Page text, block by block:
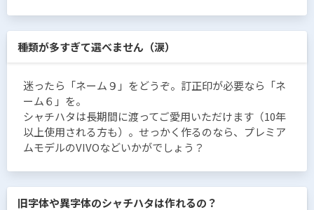
種類が多すぎて選べません（涙）
迷ったら「ネーム９」をどうぞ。訂正印が必要なら「ネ
ーム６」を。
シャチハタは長期間に渡ってご愛用いただけます（10年
以上使用される方も）。せっかく作るのなら、プレミア
ムモデルのVIVOなどいかがでしょう？
旧字体や異字体のシャチハタは作れるの？